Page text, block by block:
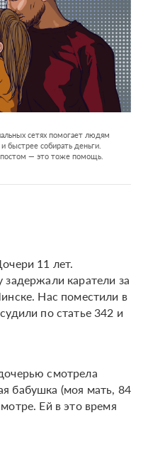
сетях помогает людям
быстрее собирать деньги.
— это тоже помощь.
11 лет.
каратели за
Нас поместили в
по статье 342 и
смотрела
бабушка (моя мать, 84
Ей в это время